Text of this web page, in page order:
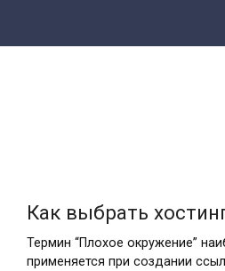
Как выбрать
Термин “Плохое окружение”
применяется при создании